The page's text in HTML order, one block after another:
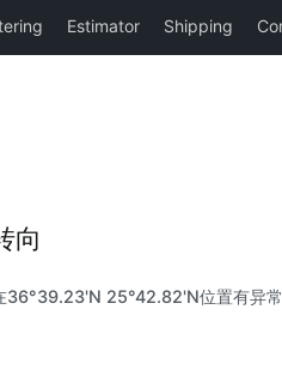
向
25°42.82'N位置有异常